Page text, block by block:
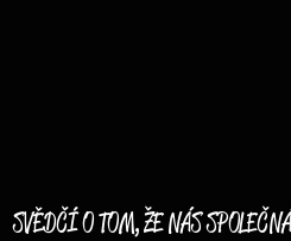
SVĚDČÍ O TOM, ŽE NÁS